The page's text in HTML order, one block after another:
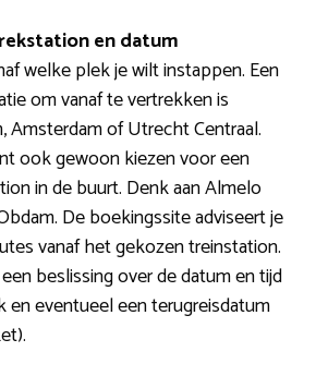
en datum
welke plek je wilt instappen. Een
om vanaf te vertrekken is
Amsterdam of Utrecht Centraal.
ook gewoon kiezen voor een
in de buurt. Denk aan Almelo
De boekingssite adviseert je
vanaf het gekozen treinstation.
beslissing over de datum en tijd
en eventueel een terugreisdatum